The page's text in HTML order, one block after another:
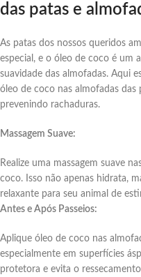
das patas e
As patas dos nossos queridos
especial, e o óleo de coco é um
suavidade das almofadas. Aqui
óleo de coco nas almofadas
prevenindo rachaduras.
Massagem Suave:
Realize uma massagem suave
coco. Isso não apenas hidrata,
relaxante para seu animal de
Antes e Após Passeios:
Aplique óleo de coco nas
especialmente em superfícies
protetora e evita o